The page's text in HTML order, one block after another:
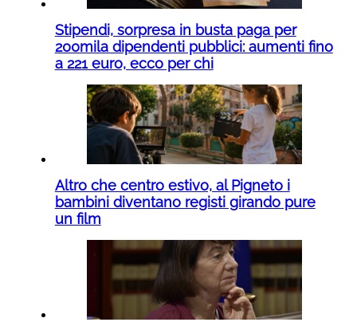
Stipendi, sorpresa in busta paga per
200mila dipendenti pubblici: aumenti fino
a 221 euro, ecco per chi
Altro che centro estivo, al Pigneto i
bambini diventano registi girando pure
un film